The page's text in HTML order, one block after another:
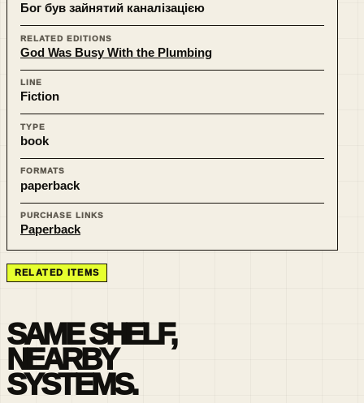
Бог був зайнятий каналізацією
RELATED EDITIONS
God Was Busy With the Plumbing
LINE
Fiction
TYPE
book
FORMATS
paperback
PURCHASE LINKS
Paperback
RELATED ITEMS
SAME SHELF,
NEARBY
SYSTEMS.